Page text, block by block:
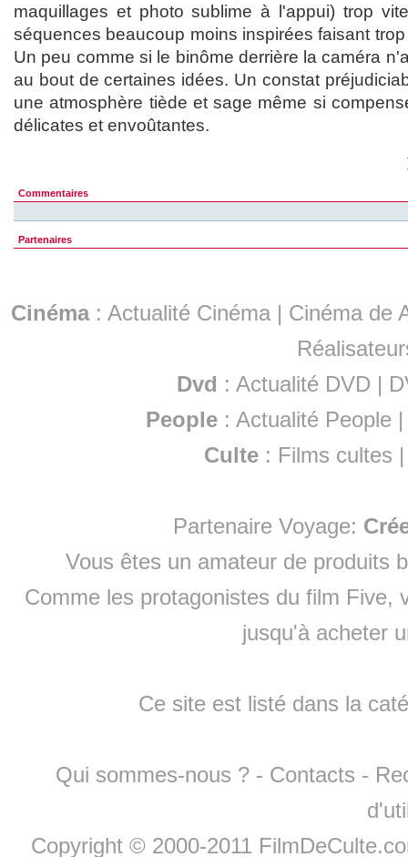
maquillages et photo sublime à l'appui) trop
séquences beaucoup moins inspirées faisant
Un peu comme si le binôme derrière la caméra
au bout de certaines idées. Un constat
une atmosphère tiède et sage même si
délicates et envoûtantes.
Commentaires
Partenaires
Cinéma: Actualité Cinéma | Cinéma de
Dvd : Actualité DVD |
People :Actualité People
Culte : Films cultes
Partenaire Voyage:
Vous êtes un amateur de produits
Comme les protagonistes du film Five,
jusqu'à acheter
Ce site est listé dans la
Qui sommes-nous ? - Contacts -
Copyright © 2000-2011